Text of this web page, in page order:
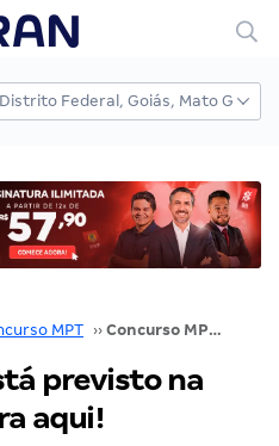
MPT ›› Concurso MPT está previsto na PLOA 2025, confira aqui!
previsto na
aqui!